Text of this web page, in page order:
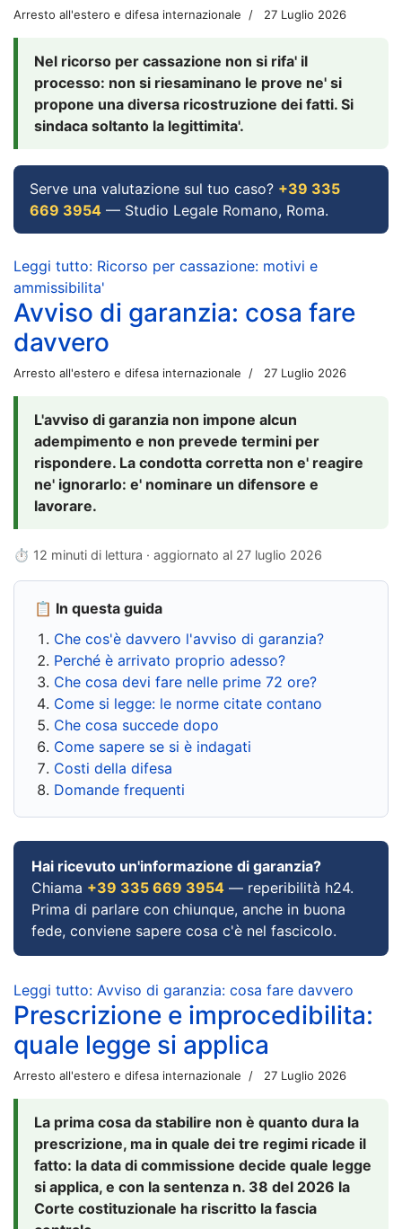
Arresto all'estero e difesa internazionale 27 Luglio 2026
Nel ricorso per cassazione non si rifa' il
processo: non si riesaminano le prove ne' si
propone una diversa ricostruzione dei fatti. Si
sindaca soltanto la legittimita'.
Serve una valutazione sul tuo caso? +39 335
669 3954 — Studio Legale Romano, Roma.
Leggi tutto: Ricorso per cassazione: motivi e
ammissibilita'
Avviso di garanzia: cosa fare
davvero
Arresto all'estero e difesa internazionale 27 Luglio 2026
L'avviso di garanzia non impone alcun
adempimento e non prevede termini per
rispondere. La condotta corretta non e' reagire
ne' ignorarlo: e' nominare un difensore e
lavorare.
⏱ 12 minuti di lettura · aggiornato al 27 luglio 2026
📋 In questa guida
Che cos'è davvero l'avviso di garanzia?
Perché è arrivato proprio adesso?
Che cosa devi fare nelle prime 72 ore?
Come si legge: le norme citate contano
Che cosa succede dopo
Come sapere se si è indagati
Costi della difesa
Domande frequenti
Hai ricevuto un'informazione di garanzia?
Chiama +39 335 669 3954 — reperibilità h24.
Prima di parlare con chiunque, anche in buona
fede, conviene sapere cosa c'è nel fascicolo.
Leggi tutto: Avviso di garanzia: cosa fare davvero
Prescrizione e improcedibilita:
quale legge si applica
Arresto all'estero e difesa internazionale 27 Luglio 2026
La prima cosa da stabilire non è quanto dura la
prescrizione, ma in quale dei tre regimi ricade il
fatto: la data di commissione decide quale legge
si applica, e con la sentenza n. 38 del 2026 la
Corte costituzionale ha riscritto la fascia